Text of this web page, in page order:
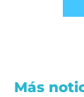
Más